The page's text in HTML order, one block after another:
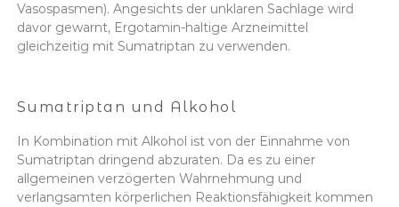
Vasospasmen). Angesichts der unklaren Sachlage wird
davor gewarnt, Ergotamin-haltige Arzneimittel
gleichzeitig mit Sumatriptan zu verwenden.
Sumatriptan und Alkohol
In Kombination mit Alkohol ist von der Einnahme von
Sumatriptan dringend abzuraten. Da es zu einer
allgemeinen verzögerten Wahrnehmung und
verlangsamten körperlichen Reaktionsfähigkeit kommen